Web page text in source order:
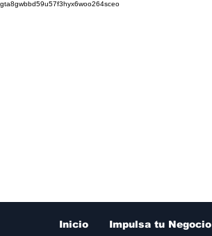
gta8gwbbd59u57f3hyx6woo264sceo
Inicio Impulsa tu Negocio